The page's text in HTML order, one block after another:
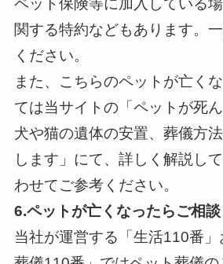
関する特約などもあります。
ください。
また、こちらのペットが亡く
ては当サイトの「ペットが死
犬や猫の遺体の安置、葬儀方
します」にて、詳しく解説し
わせてご参考ください。
6.ペットが亡くなったらご相
当社が運営する「生活110番」